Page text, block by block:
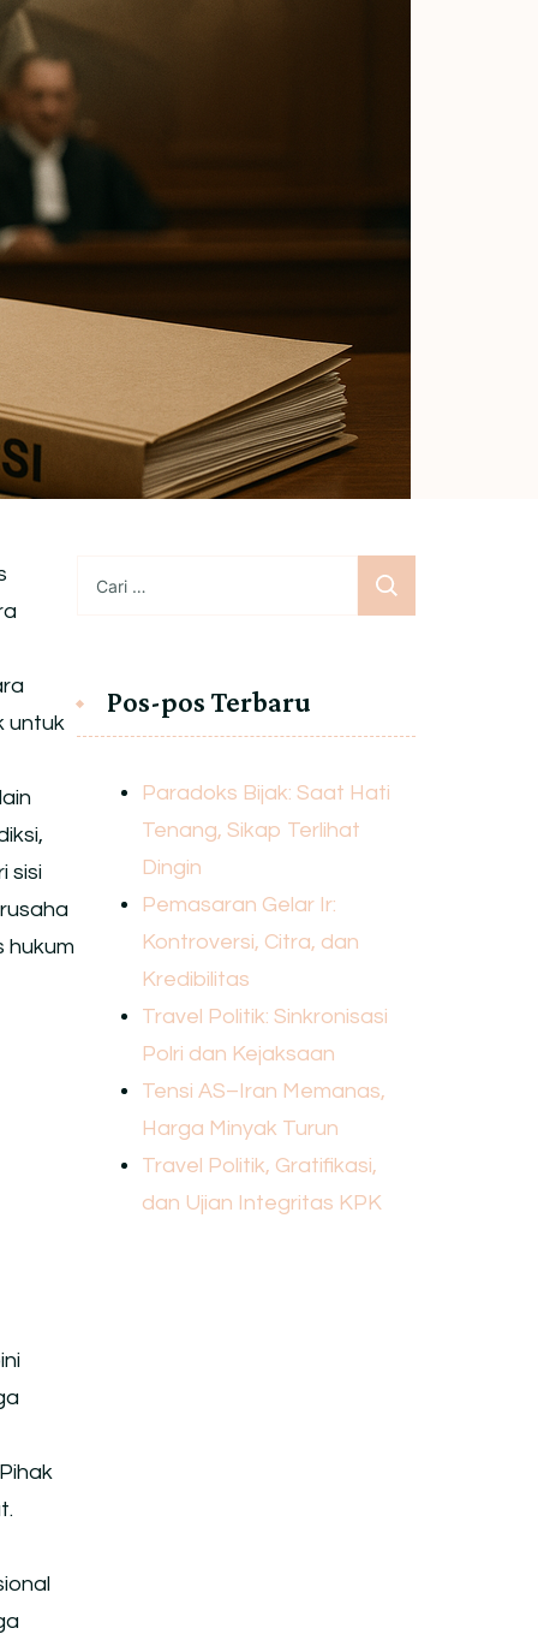
untuk
sisi
hukum
untuk:
Pos-pos Terbaru
Paradoks Bijak: Saat Hati
Tenang, Sikap Terlihat
Dingin
Pemasaran Gelar Ir:
Kontroversi, Citra, dan
Kredibilitas
Travel Politik: Sinkronisasi
Polri dan Kejaksaan
Tensi AS–Iran Memanas,
Harga Minyak Turun
Travel Politik, Gratifikasi,
dan Ujian Integritas KPK